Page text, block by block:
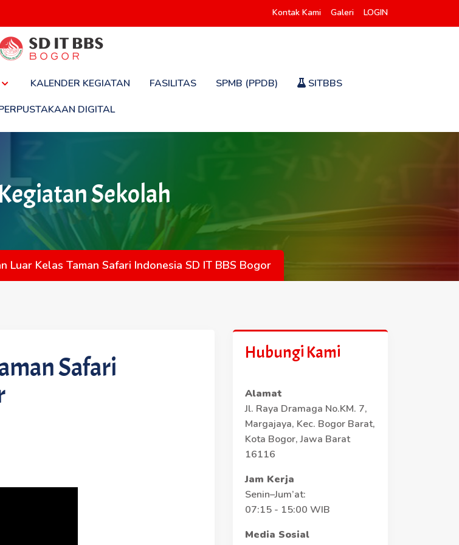
Kontak Kami Galeri LOGIN
KALENDER KEGIATAN FASILITAS SPMB (PPDB)
SITBBS
DIGITAL
Sekolah
Luar Kelas Taman Safari Indonesia SD IT BBS Bogor
Safari
Hubungi Kami
Alamat
Jl. Raya Dramaga No.KM. 7,
Margajaya, Kec. Bogor Barat,
Kota Bogor, Jawa Barat
16116
Jam Kerja
Senin–Jum’at:
07:15 - 15:00 WIB
Media Sosial